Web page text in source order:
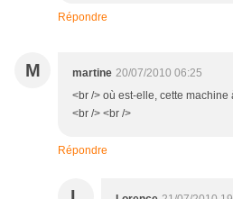
Répondre
M martine 20/07/2010 06:25
<br /> où est-elle, cette
<br /> <br />
Répondre